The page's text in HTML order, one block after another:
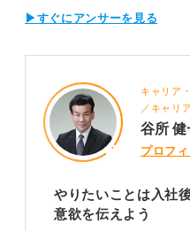
▶すぐにアンサーを見る
キャリア
／キャリ
谷所 健
プロフ
やりたいことは入社
意欲を伝えよう